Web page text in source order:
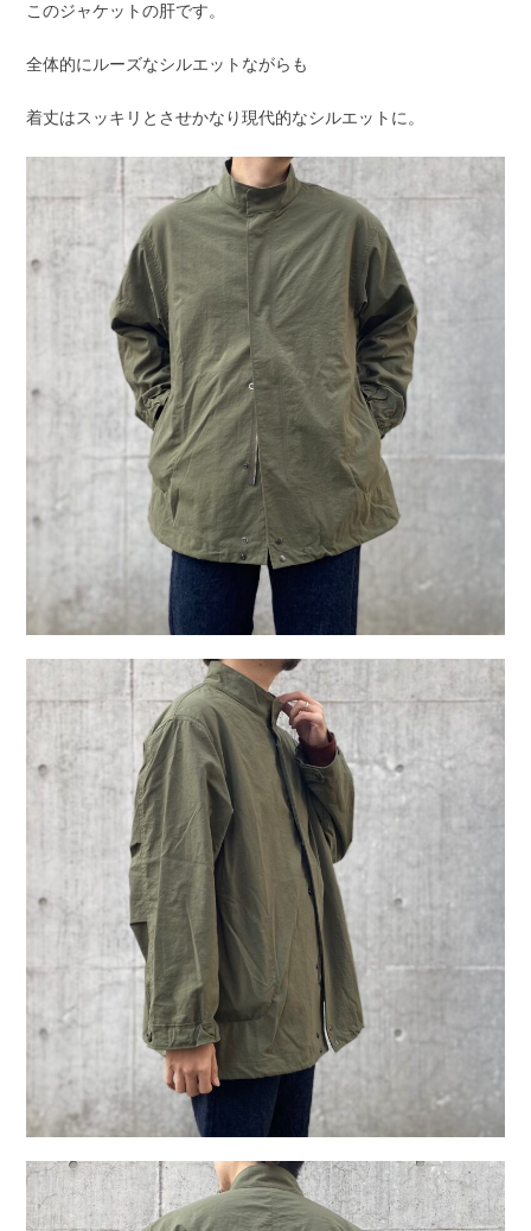
このジャケットの肝です。
全体的にルーズなシルエットながらも
着丈はスッキリとさせかなり現代的なシルエットに。